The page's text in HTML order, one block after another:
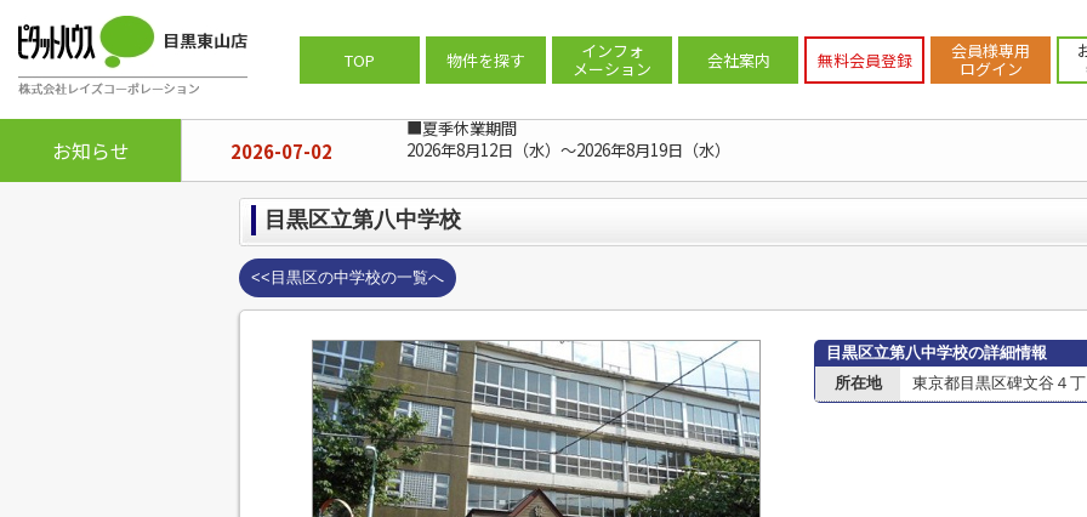
TOP 物件を探す インフォ
メーション 会社案内 無料会員登録 会員様専用
ログイン
お知らせ 2026-07-02
■夏季休業期間
2026年8月12日（水）～2026年8月19日（水）
目黒区立第八中学校
<<目黒区の中学校の一覧へ
目黒区立第八中学校の詳細情報
所在地
東京都目黒区碑文谷４